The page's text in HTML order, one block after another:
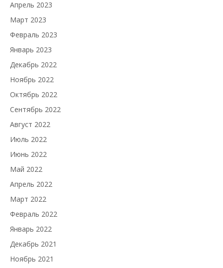
Апрель 2023
Март 2023
Февраль 2023
Январь 2023
Декабрь 2022
Ноябрь 2022
Октябрь 2022
Сентябрь 2022
Август 2022
Июль 2022
Июнь 2022
Май 2022
Апрель 2022
Март 2022
Февраль 2022
Январь 2022
Декабрь 2021
Ноябрь 2021